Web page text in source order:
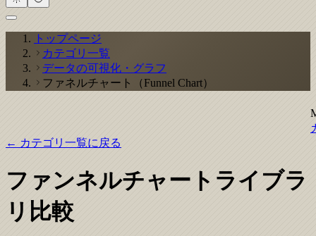
トップページ
カテゴリ一覧
データの可視化・グラフ
ファネルチャート（Funnel Chart）
← カテゴリ一覧に戻る
ファンネルチャートライブラ
リ比較